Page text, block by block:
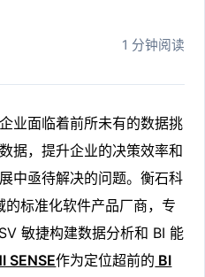
1 分钟阅读
业面临着前所未有的数据挑
据，提升企业的决策效率和
中亟待解决的问题。衡石科
标准化软件产品厂商，专
敏捷构建数据分析和 BI 能
SENSE作为定位超前的 BI